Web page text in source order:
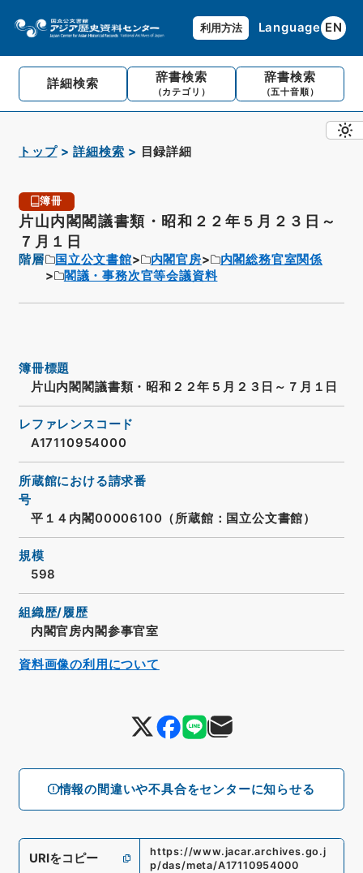
利用方法 Language EN
詳細検索 辞書検索
（カテゴリ）
辞書検索
（五十音順）
トップ 詳細検索 目録詳細
簿冊
片山内閣閣議書類・昭和２２年５月２３日～
７月１日
階層 国立公文書館 内閣官房
内閣総務官室関係
閣議・事務次官等会議資料
情報の間違いや不具合をセンターに知らせる
簿冊標題
片山内閣閣議書類・昭和２２年５月２３日～７月１日
レファレンスコード
A17110954000
所蔵館における請求番
号
平１４内閣00006100（所蔵館：国立公文書館）
規模
598
組織歴/履歴
内閣官房内閣参事官室
URIをコピー
https://www.jacar.archives.go.j
p/das/meta/A17110954000
資料画像の利用について